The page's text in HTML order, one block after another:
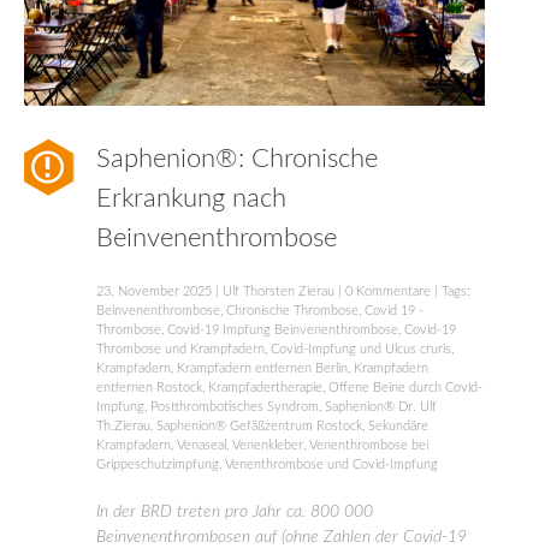
Saphenion®: Chronische
Erkrankung nach
Beinvenenthrombose
23. November 2025 Ulf Thorsten Zierau 0 Kommentare | Tags:
Beinvenenthrombose, Chronische Thrombose, Covid 19 -
Thrombose, Covid-19 Impfung Beinvenenthrombose, Covid-19
Thrombose und Krampfadern, Covid-Impfung und Ulcus cruris,
Krampfadern, Krampfadern entfernen Berlin, Krampfadern
entfernen Rostock, Krampfadertherapie, Offene Beine durch Covid-
Impfung, Postthrombotisches Syndrom, Saphenion® Dr. Ulf
Th.Zierau, Saphenion® Gefäßzentrum Rostock, Sekundäre
Krampfadern, Venaseal , Venenkleber, Venenthrombose bei
Grippeschutzimpfung, Venenthrombose und Covid-Impfung
In der BRD treten pro Jahr ca. 800 000
Beinvenenthrombosen auf (ohne Zahlen der Covid-19